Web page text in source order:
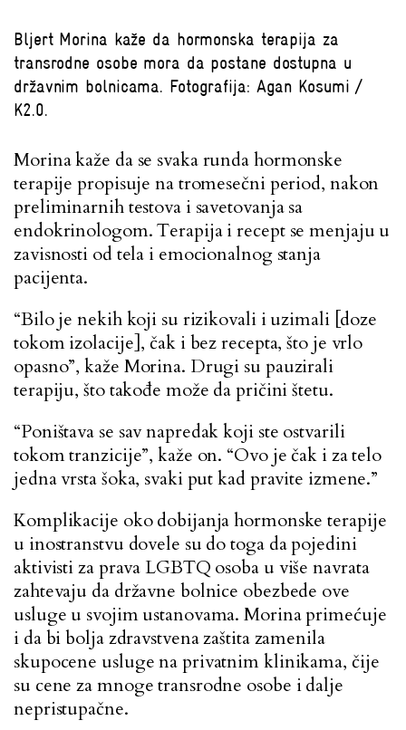
Bljert Morina kaže da hormonska terapija za
transrodne osobe mora da postane dostupna u
državnim bolnicama. Fotografija: Agan Kosumi /
K2.0.
Morina kaže da se svaka runda hormonske
terapije propisuje na tromesečni period, nakon
preliminarnih testova i savetovanja sa
endokrinologom. Terapija i recept se menjaju u
zavisnosti od tela i emocionalnog stanja
pacijenta.
“Bilo je nekih koji su rizikovali i uzimali [doze
tokom izolacije], čak i bez recepta, što je vrlo
opasno”, kaže Morina. Drugi su pauzirali
terapiju, što takođe može da pričini štetu.
“Poništava se sav napredak koji ste ostvarili
tokom tranzicije”, kaže on. “Ovo je čak i za telo
jedna vrsta šoka, svaki put kad pravite izmene.”
Komplikacije oko dobijanja hormonske terapije
u inostranstvu dovele su do toga da pojedini
aktivisti za prava LGBTQ osoba u više navrata
zahtevaju da državne bolnice obezbede ove
usluge u svojim ustanovama. Morina primećuje
i da bi bolja zdravstvena zaštita zamenila
skupocene usluge na privatnim klinikama, čije
su cene za mnoge transrodne osobe i dalje
nepristupačne.